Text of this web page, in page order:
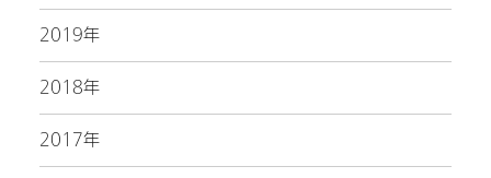
2019年
2018年
2017年